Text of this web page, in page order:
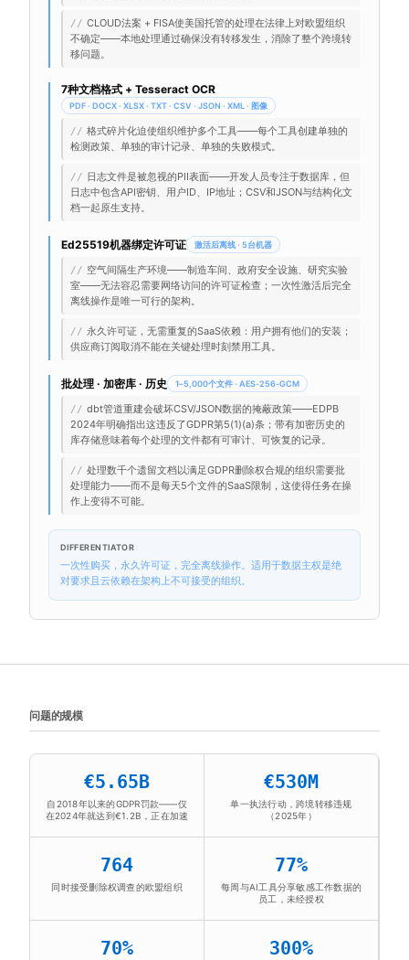
// CLOUD法案 + FISA使美国托管的处理在法律上对欧盟组织
不确定——本地处理通过确保没有转移发生，消除了整个跨境转
移问题。
7种文档格式 + Tesseract OCR
PDF · DOCX · XLSX · TXT · CSV · JSON · XML · 图像
// 格式碎片化迫使组织维护多个工具——每个工具创建单独的
检测政策、单独的审计记录、单独的失败模式。
// 日志文件是被忽视的PII表面——开发人员专注于数据库，但
日志中包含API密钥、用户ID、IP地址；CSV和JSON与结构化文
档一起原生支持。
Ed25519机器绑定许可证 激活后离线 · 5台机器
// 空气间隔生产环境——制造车间、政府安全设施、研究实验
室——无法容忍需要网络访问的许可证检查；一次性激活后完全
离线操作是唯一可行的架构。
// 永久许可证，无需重复的SaaS依赖：用户拥有他们的安装；
供应商订阅取消不能在关键处理时刻禁用工具。
批处理 · 加密库 · 历史 1–5,000个文件 · AES-256-GCM
// dbt管道重建会破坏CSV/JSON数据的掩蔽政策——EDPB
2024年明确指出这违反了GDPR第5(1)(a)条；带有加密历史的
库存储意味着每个处理的文件都有可审计、可恢复的记录。
// 处理数千个遗留文档以满足GDPR删除权合规的组织需要批
处理能力——而不是每天5个文件的SaaS限制，这使得任务在操
作上变得不可能。
DIFFERENTIATOR
一次性购买，永久许可证，完全离线操作。适用于数据主权是绝
对要求且云依赖在架构上不可接受的组织。
问题的规模
€5.65B
自2018年以来的GDPR罚款——仅
在2024年就达到€1.2B，正在加速
€530M
单一执法行动，跨境转移违规
（2025年）
764
同时接受删除权调查的欧盟组织
77%
每周与AI工具分享敏感工作数据的
员工，未经授权
70% 300%